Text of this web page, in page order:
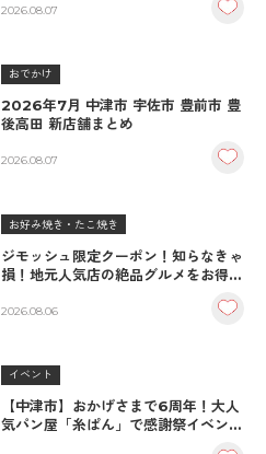
＆生姜焼き！
2026.08.07
おでかけ
2026年7月 中津市 宇佐市 豊前市 豊
後高田 新店舗まとめ
2026.08.07
お好み焼き・たこ焼き
ジモッシュ限定クーポン！知らなきゃ
損！地元人気店の絶品グルメをお得に
2026.08.06
イベント
【中津市】おかげさまで6周年！大人
気パン屋「糸ぱん」で感謝祭イベント